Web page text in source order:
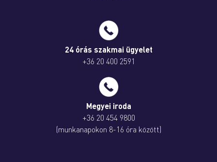
24 órás szakmai ügyelet
+36 20 400 2591
Megyei iroda
+36 20 454 9800
(munkanapokon 8-16 óra között)